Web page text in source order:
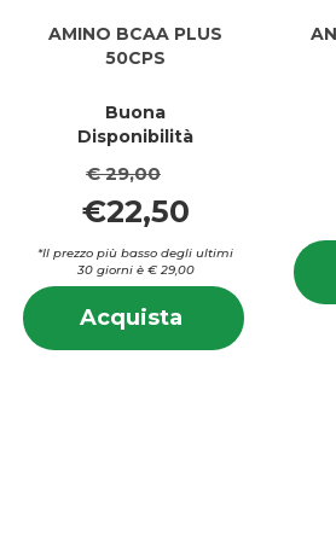
AMINO BCAA PLUS
50CPS
Buona
Disponibilità
€ 29,00
€22,50
*Il prezzo più basso degli ultimi
30 giorni è € 29,00
Acquista
Acquista
BCAA